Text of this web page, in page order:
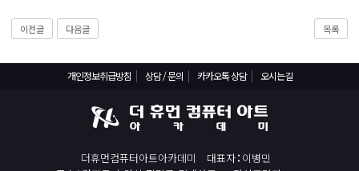
이전글 다음글 목록
개인정보취급방침 상담 / 문의 카카오톡 상담 오시는길
더휴먼컴퓨터아트아카데미 대표자 이병민
직업상담사 2급 (필기+실기) 자격증 취득과정
포토샵 자격증 취득과정(GTQ1급)
일러스트 자격증 취득과정(GTQi 1급)
전산회계 1급 / FAT 1급 자격증 취득과정
전산세무 2급 / TAT 2급 자격증 취득과정